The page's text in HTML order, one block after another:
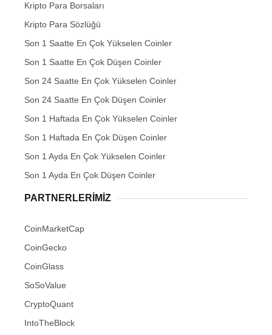
Kripto Para Borsaları
Kripto Para Sözlüğü
Son 1 Saatte En Çok Yükselen Coinler
Son 1 Saatte En Çok Düşen Coinler
Son 24 Saatte En Çok Yükselen Coinler
Son 24 Saatte En Çok Düşen Coinler
Son 1 Haftada En Çok Yükselen Coinler
Son 1 Haftada En Çok Düşen Coinler
Son 1 Ayda En Çok Yükselen Coinler
Son 1 Ayda En Çok Düşen Coinler
PARTNERLERIMIZ
CoinMarketCap
CoinGecko
CoinGlass
SoSoValue
CryptoQuant
IntoTheBlock